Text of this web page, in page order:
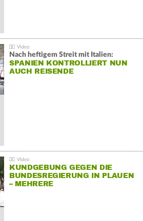
Nach heftigem Streit mit Italien:
SPANIEN KONTROLLIERT NUN
AUCH REISENDE
KUNDGEBUNG GEGEN DIE
BUNDESREGIERUNG IN PLAUEN
– MEHRERE